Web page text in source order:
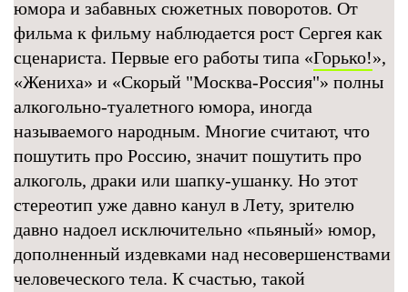
юмора и забавных сюжетных поворотов. От
фильма к фильму наблюдается рост Сергея как
сценариста. Первые его работы типа «Горько!»,
«Жениха» и «Скорый "Москва-Россия"» полны
алкогольно-туалетного юмора, иногда
называемого народным. Многие считают, что
пошутить про Россию, значит пошутить про
алкоголь, драки или шапку-ушанку. Но этот
стереотип уже давно канул в Лету, зрителю
давно надоел исключительно «пьяный» юмор,
дополненный издевками над несовершенствами
человеческого тела. К счастью, такой